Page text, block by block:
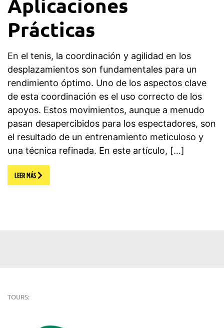
Prácticas
En el tenis, la coordinación y agilidad en los
desplazamientos son fundamentales para un
rendimiento óptimo. Uno de los aspectos clave
de esta coordinación es el uso correcto de los
apoyos. Estos movimientos, aunque a menudo
pasan desapercibidos para los espectadores, son
el resultado de un entrenamiento meticuloso y
una técnica refinada. En este artículo, […]
LEER MÁS
TOURS: